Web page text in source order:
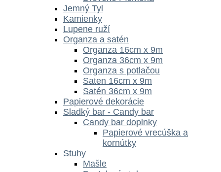
Jemný Tyl
Kamienky
Lupene ruží
Organza a satén
Organza 16cm x 9m
Organza 36cm x 9m
Organza s potlačou
Saten 16cm x 9m
Satén 36cm x 9m
Papierové dekorácie
Sladký bar - Candy bar
Candy bar doplnky
Papierové vrecúška a
kornútky
Stuhy
Mašle